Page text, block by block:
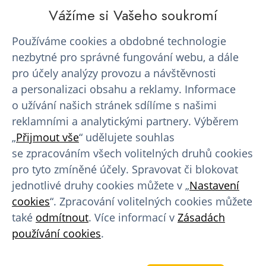
Chcete darovat krevní plazmu, získat
finanční kompenzaci
a využívat našich benefitů pro dárce?
Registrovat se k odběru
Přečtěte si další články
AKCE - Vyletni se s EUROPLASMOU
Vyrazte za svými letními zážitky s dobrým pocitem
Vážíme si Vašeho soukromí
Používáme cookies a obdobné technologie
nezbytné pro správné fungování webu, a dále
pro účely analýzy provozu a návštěvnosti
a personalizaci obsahu a reklamy. Informace
o užívání našich stránek sdílíme s našimi
reklamními a analytickými partnery. Výběrem
„Přijmout vše“ udělujete souhlas
se zpracováním všech volitelných druhů cookies
pro tyto zmíněné účely. Spravovat či blokovat
jednotlivé druhy cookies můžete v „Nastavení
cookies“. Zpracování volitelných cookies můžete
také odmítnout. Více informací v Zásadách
používání cookies.